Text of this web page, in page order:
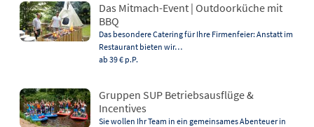
Das Mitmach-Event | Outdoorküche mit
BBQ
Das besondere Catering für Ihre Firmenfeier: Anstatt im
Restaurant bieten wir…
ab 39 € p.P.
Gruppen SUP Betriebsausflüge &
Incentives
Sie wollen Ihr Team in ein gemeinsames Abenteuer in